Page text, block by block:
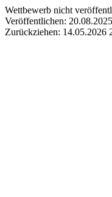
Wettbewerb nicht
Veröffentlichen:
Zurückziehen: 14.05.2026